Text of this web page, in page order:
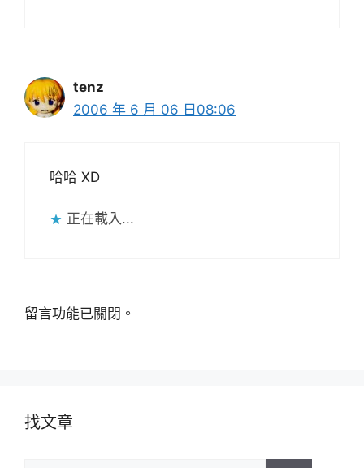
tenz
2006 年 6 月 06 日08:06
哈哈 XD
正在載入...
留言功能已關閉。
找文章